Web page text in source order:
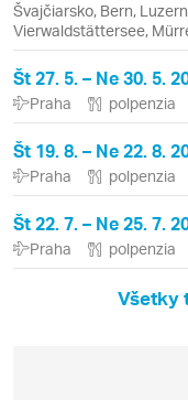
Švajčiarsko, Bern,
Vierwaldstättersee,
Št 27. 5. – Ne 30. 5.
Praha polpenzia
Št 19. 8. – Ne 22. 8.
Praha polpenzia
Št 22. 7. – Ne 25. 7.
Praha polpenzia
Všetky